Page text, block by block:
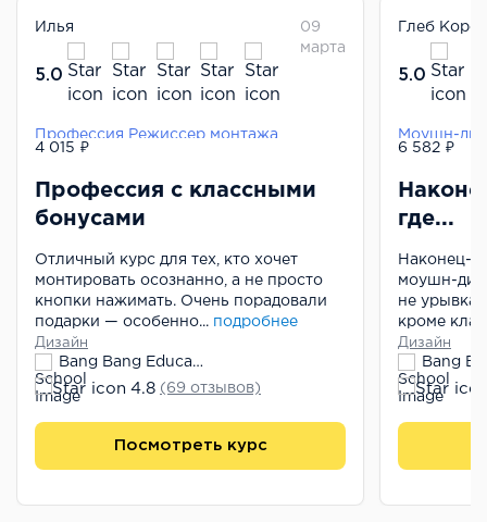
Илья
5.0
09
марта
Профессия Режиссер монтажа
4 015 ₽
Профессия с классными
бонусами
Отличный курс для тех, кто хочет
монтировать осознанно, а не просто
кнопки нажимать. Очень порадовали
подарки — особенно... подробнее
Дизайн
Bang Bang Education
4.8 (69 отзывов)
Посмотреть курс
Глеб
5.0
Моушн-
6 582 ₽
где...
Наконец-
моушн-
не
кроме
Дизайн